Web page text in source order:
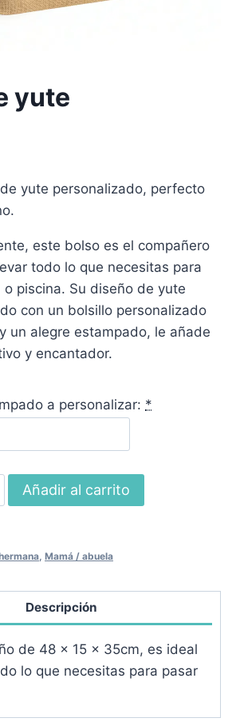
yute
yute personalizado, perfecto
este bolso es el compañero
todo lo que necesitas para
piscina. Su diseño de yute
con un bolsillo personalizado
un alegre estampado, le añade
y encantador.
a personalizar: *
Añadir al carrito
, Mamá / abuela
Descripción
de 48 x 15 x 35cm, es ideal
lo que necesitas para pasar